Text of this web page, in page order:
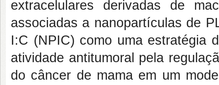
extracelulares derivadas de
associadas a nanopartículas de
I:C (NPIC) como uma estratégia
atividade antitumoral pela
do câncer de mama em um